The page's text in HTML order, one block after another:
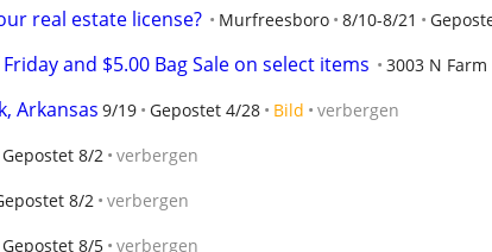
real estate license? Murfreesboro 8/10-8/21
Friday and $5.00 Bag Sale on select items 3003 N Farm
Arkansas 9/19 Gepostet 4/28 Bild verbergen
Gepostet 8/2 verbergen
8/2 verbergen
Gepostet 8/5 verbergen